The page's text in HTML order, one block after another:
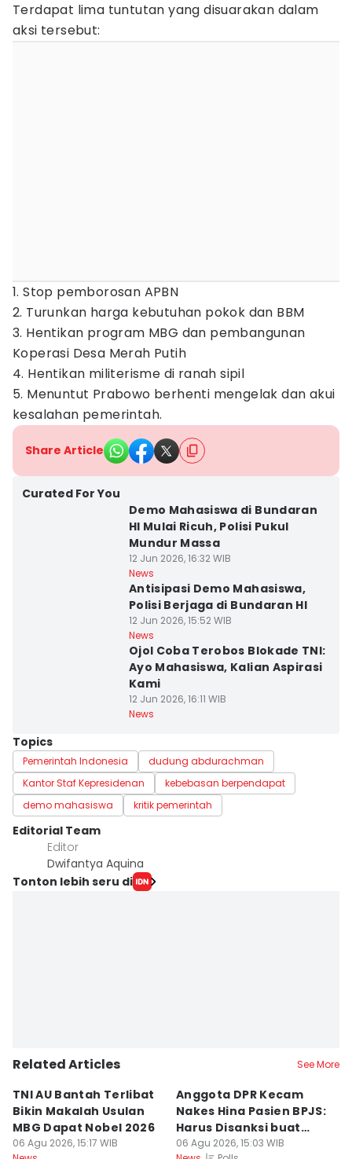
Terdapat lima tuntutan yang disuarakan dalam
aksi tersebut:
1. Stop pemborosan APBN
2. Turunkan harga kebutuhan pokok dan BBM
3. Hentikan program MBG dan pembangunan
Koperasi Desa Merah Putih
4. Hentikan militerisme di ranah sipil
5. Menuntut Prabowo berhenti mengelak dan akui
kesalahan pemerintah.
Share Article
Curated For You
Demo Mahasiswa di Bundaran
HI Mulai Ricuh, Polisi Pukul
Mundur Massa
12 Jun 2026, 16:32 WIB
News
Antisipasi Demo Mahasiswa,
Polisi Berjaga di Bundaran HI
12 Jun 2026, 15:52 WIB
News
Ojol Coba Terobos Blokade TNI:
Ayo Mahasiswa, Kalian Aspirasi
Kami
12 Jun 2026, 16:11 WIB
News
Topics
Pemerintah Indonesia
dudung abdurachman
Kantor Staf Kepresidenan
kebebasan berpendapat
demo mahasiswa
kritik pemerintah
Editorial Team
Editor
Dwifantya Aquina
Tonton lebih seru di
Related Articles See More
TNI AU Bantah Terlibat
Bikin Makalah Usulan
MBG Dapat Nobel 2026
06 Agu 2026, 15:17 WIB
Anggota DPR Kecam
Nakes Hina Pasien BPJS:
Harus Disanksi buat
Pelajaran
06 Agu 2026, 15:03 WIB